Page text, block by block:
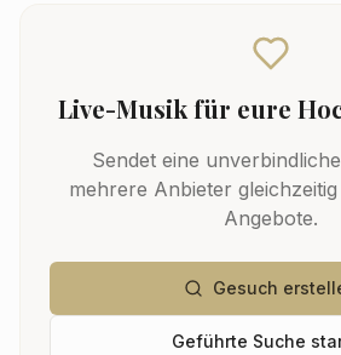
Live-Musikfür eure
Sendet eine
mehrere Anbieter
Angebote.
Gesuch
Geführte Suche